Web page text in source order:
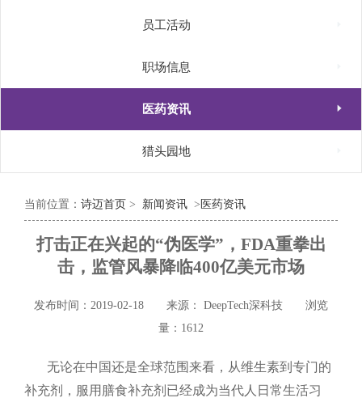
员工活动
职场信息
医药资讯 
猎头园地
当前位置： 诗迈首页 > 新闻资讯 > 医药资讯
打击正在兴起的“伪医学”，FDA重拳出
击，监管风暴降临400亿美元市场
发布时间：2019-02-18 来源： DeepTech深科技
浏览
量：1612
无论在中国还是全球范围来看，从维生素到专门的
补充剂，服用膳食补充剂已经成为当代人日常生活习